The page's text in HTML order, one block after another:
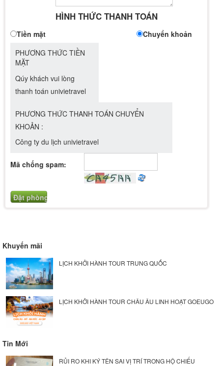
HÌNH THỨC THANH TOÁN
Tiền mặt
Chuyển khoản
PHƯƠNG THỨC TIỀN
MẶT
Qúy khách vui lòng
thanh toán univietravel
PHƯƠNG THỨC THANH TOÁN CHUYỂN
KHOẢN :
Công ty du lịch univietravel
Mã chống spam:
Khuyến mãi
LỊCH KHỞI HÀNH TOUR TRUNG QUỐC
LỊCH KHỞI HÀNH TOUR CHÂU ÂU LINH HOẠT GOEUGO
Tin Mới
RỦI RO KHI KÝ TÊN SAI VỊ TRÍ TRONG HỘ CHIẾU